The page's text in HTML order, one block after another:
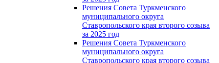
Решения Совета Туркменского
муниципального округа
Ставропольского края второго созыва
за 2025 год
Решения Совета Туркменского
муниципального округа
Ставропольского края второго созыва